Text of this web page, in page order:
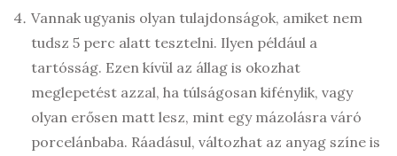
Vannak ugyanis olyan tulajdonságok, amiket nem
tudsz 5 perc alatt tesztelni. Ilyen például a
tartósság. Ezen kívül az állag is okozhat
meglepetést azzal, ha túlságosan kifénylik, vagy
olyan erősen matt lesz, mint egy mázolásra váró
porcelánbaba. Ráadásul, változhat az anyag színe is